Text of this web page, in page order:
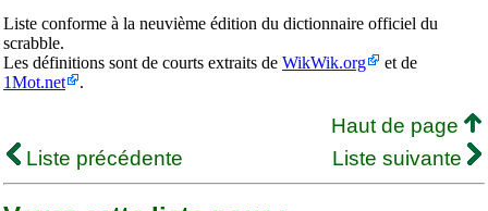
Liste conforme à la neuvième édition du dictionnaire officiel du
scrabble.
Les définitions sont de courts extraits de WikWik.org
et de
1Mot.net
.
Haut de page
Liste précédente
Liste suivante